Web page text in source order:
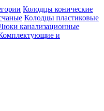
Колодцы конические
Колодцы пластиковые
канализационные
и